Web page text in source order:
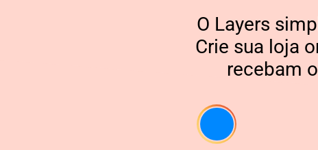
O Layers
Crie sua loja
recebam